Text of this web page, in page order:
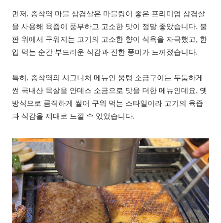
먼저, 종착역 마블 삼겹살은 마블링이 좋은 프리미엄 삼겹살
을 사용해 육즙이 풍부하고 고소한 맛이 정말 좋았습니다. 불
판 위에서 구워지는 고기의 고소한 향이 식욕을 자극했고, 한
입 먹는 순간 부드러운 식감과 진한 풍미가 느껴졌습니다.
특히, 종착역의 시그니처 메뉴인 뭉텅 소금구이는 두툼하게
썬 국내산 목살을 안데스 소금으로 맛을 더한 메뉴인데요, 옛
방식으로 큼직하게 썰어 구워 먹는 스타일이라 고기의 육즙
과 식감을 제대로 느낄 수 있었습니다.